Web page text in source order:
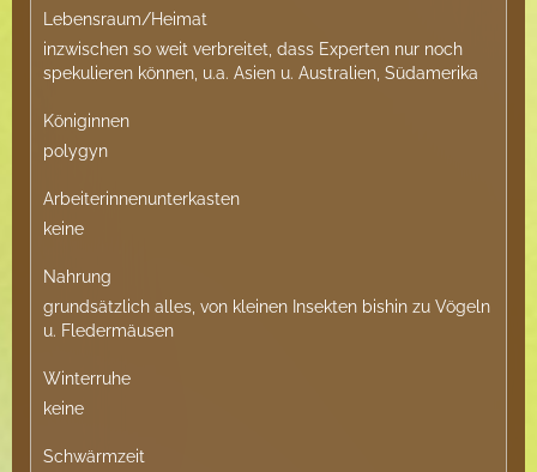
Lebensraum/Heimat
inzwischen so weit verbreitet, dass Experten nur noch
spekulieren können, u.a. Asien u. Australien, Südamerika
Königinnen
polygyn
Arbeiterinnenunterkasten
keine
Nahrung
grundsätzlich alles, von kleinen Insekten bishin zu Vögeln
u. Fledermäusen
Winterruhe
keine
Schwärmzeit